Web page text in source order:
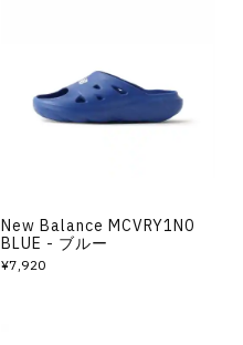
New Balance MCVRY1N0
BLUE - ブルー
¥7,920